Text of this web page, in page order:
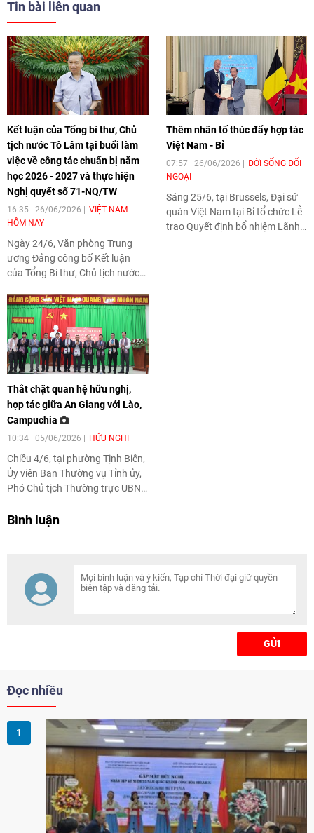
Tin bài liên quan
Kết luận của Tổng bí thư, Chủ
tịch nước Tô Lâm tại buổi làm
việc về công tác chuẩn bị năm
học 2026 - 2027 và thực hiện
Nghị quyết số 71-NQ/TW
16:35 | 26/06/2026
VIỆT NAM
HÔM NAY
Ngày 24/6, Văn phòng Trung
ương Đảng công bố Kết luận
của Tổng Bí thư, Chủ tịch nước
tác chuẩn bị năm học 2026 -
2027 và tình hình triển khai thực
hiện Nghị quyết số 71-NQ/TW,
ngày 22/8/2025 của Bộ Chính
trị về đột phá phát triển giáo dục
và đào tạo.
Thêm nhân tố thúc đẩy hợp tác
Việt Nam - Bỉ
07:57 | 26/06/2026
ĐỜI SỐNG ĐỐI
NGOẠI
Sáng 25/6, tại Brussels, Đại sứ
quán Việt Nam tại Bỉ tổ chức Lễ
trao Quyết định bổ nhiệm Lãnh
Thắt chặt quan hệ hữu nghị,
hợp tác giữa An Giang với Lào,
Campuchia
10:34 | 05/06/2026 HỮU NGHỊ
Chiều 4/6, tại phường Tịnh Biên,
Ủy viên Ban Thường vụ Tỉnh ủy,
Phó Chủ tịch Thường trực UBND
Phong đã tiếp, chào xã giao
Campuchia) cùng Hội Khmer -
Việt Nam tại Campuchia. Hoạt
động diễn ra trong khuôn khổ
Bình luận
GỬI
Đọc nhiều